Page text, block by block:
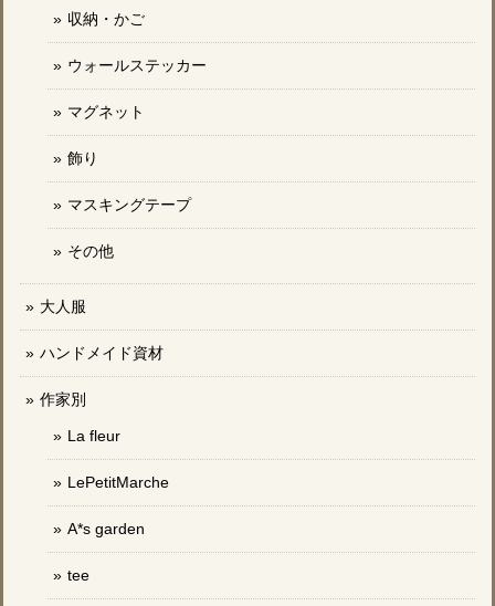
収納・かご
ウォールステッカー
マグネット
飾り
マスキングテープ
その他
大人服
ハンドメイド資材
作家別
La fleur
LePetitMarche
A*s garden
tee